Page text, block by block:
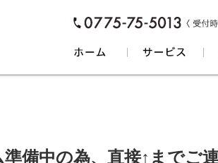
備中の為、直接↑までご連